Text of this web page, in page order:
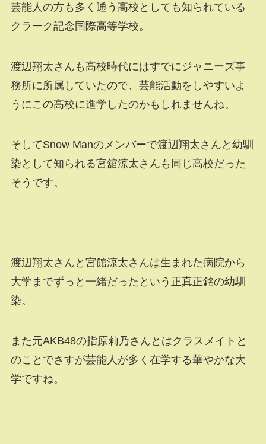
芸能人の方も多く通う高校としても知られている
クラーク記念国際高等学校。
渡辺翔太さんも高校時代にはすでにジャニーズ事
務所に所属していたので、芸能活動をしやすいよ
うにこの高校に進学したのかもしれませんね。
そしてSnow Manのメンバーで渡辺翔太さんと幼馴
染として知られる宮舘涼太さんも同じ高校だった
そうです。
渡辺翔太さんと宮館涼太さんは生まれた病院から
大学までずっと一緒だったという正真正銘の幼馴
染。
また元AKB48の指原莉乃さんとはクラスメイトと
のことでさすが芸能人が多く在学する華やかな大
学ですね。